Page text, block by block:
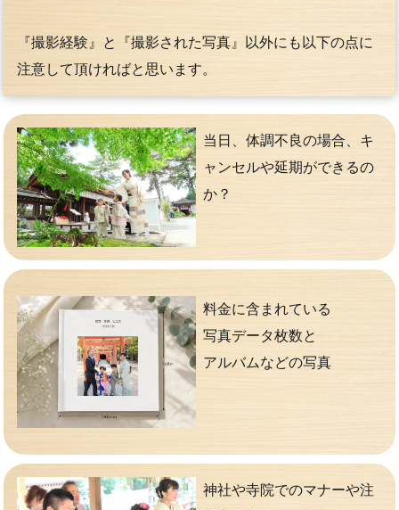
『撮影経験』と『撮影された写真』以外にも以下の点に
注意して頂ければと思います。
当日、体調不良の場合、キ
ャンセルや延期ができるの
か？
料金に含まれている
写真データ枚数と
アルバムなどの写真
神社や寺院でのマナーや注